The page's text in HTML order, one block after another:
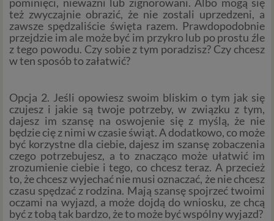
też zwyczajnie obrazić, że nie zostali uprzedzeni, a
zawsze spędzaliście święta razem. Prawdopodobnie
przejdzie im ale może być im przykro lub po prostu źle
z tego powodu. Czy sobie z tym poradzisz? Czy chcesz
w ten sposób to załatwić?
Opcja 2. Jeśli opowiesz swoim bliskim o tym jak się
czujesz i jakie są twoje potrzeby, w związku z tym,
dajesz im szansę na oswojenie się z myślą, że nie
będzie cię z nimi w czasie świąt. A dodatkowo, co może
być korzystne dla ciebie, dajesz im szansę zobaczenia
czego potrzebujesz, a to znacząco może ułatwić im
zrozumienie ciebie i tego, co chcesz teraz. A przecież
to, że chcesz wyjechać nie musi oznaczać, że nie chcesz
czasu spędzać z rodzina. Mają szansę spojrzeć twoimi
oczami na wyjazd, a może dojdą do wniosku, ze chcą
być z tobą tak bardzo, że to może być wspólny wyjazd?